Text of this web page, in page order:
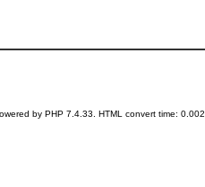
by PHP 7.4.33. HTML convert time: